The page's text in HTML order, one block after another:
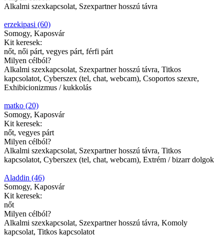
Alkalmi szexkapcsolat, Szexpartner hosszú távra
erzekipasi (60)
Somogy, Kaposvár
Kit keresek:
nőt, női párt, vegyes párt, férfi párt
Milyen célból?
Alkalmi szexkapcsolat, Szexpartner hosszú távra, Titkos
kapcsolatot, Cyberszex (tel, chat, webcam), Csoportos szexre,
Exhibicionizmus / kukkolás
matko (20)
Somogy, Kaposvár
Kit keresek:
nőt, vegyes párt
Milyen célból?
Alkalmi szexkapcsolat, Szexpartner hosszú távra, Titkos
kapcsolatot, Cyberszex (tel, chat, webcam), Extrém / bizarr dolgok
Aladdin (46)
Somogy, Kaposvár
Kit keresek:
nőt
Milyen célból?
Alkalmi szexkapcsolat, Szexpartner hosszú távra, Komoly
kapcsolat, Titkos kapcsolatot